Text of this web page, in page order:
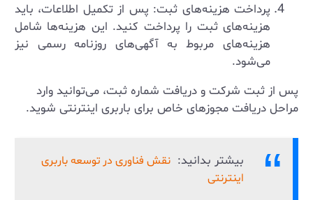
پرداخت هزینه‌های ثبت: پس از تکمیل اطلاعات، باید
هزینه‌های ثبت را پرداخت کنید. این هزینه‌ها شامل
هزینه‌های مربوط به آگهی‌های روزنامه رسمی نیز
می‌شود.
پس از ثبت شرکت و دریافت شماره ثبت، می‌توانید وارد
مراحل دریافت مجوزهای خاص برای باربری اینترنتی شوید.
بیشتر بدانید: نقش فناوری در توسعه باربری
اینترنتی